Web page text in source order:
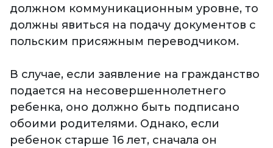
должном коммуникационным уровне, то
должны явиться на подачу документов с
польским присяжным переводчиком.
В случае, если заявление на гражданство
подается на несовершеннолетнего
ребенка, оно должно быть подписано
обоими родителями. Однако, если
ребенок старше 16 лет, сначала он